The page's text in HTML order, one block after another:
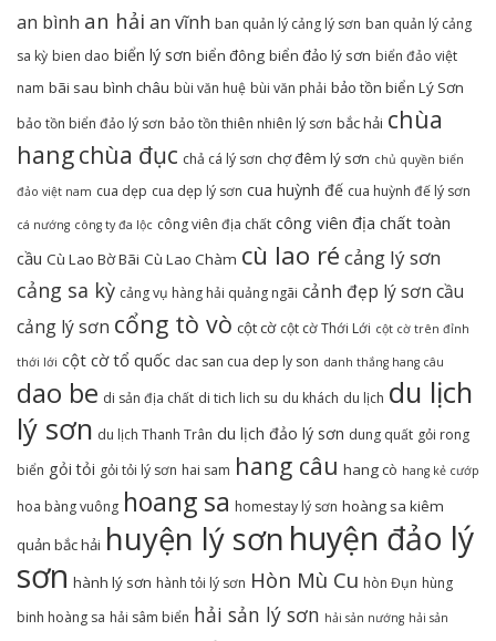
an bình an hải an vĩnh ban quản lý cảng lý sơn ban quản lý cảng
sa kỳ bien dao biển lý sơn biển đông biển đảo lý sơn biển đảo việt
nam bãi sau bình châu bùi văn huệ bùi văn phải bảo tồn biển Lý Sơn
bảo tồn biển đảo lý sơn bảo tồn thiên nhiên lý sơn bắc hải chùa
hangchùa đục chả cá lý sơn chợ đêm lý sơn chủ quyền biển
đảo việt nam cua dẹp cua dẹp lý sơn cua huỳnh đế cua huỳnh đế lý sơn
cá nướng công ty đa lộc công viên địa chất công viên địa chất toàn
cầu Cù Lao Bờ Bãi Cù Lao Chàm cù lao ré cảng lý sơn
cảng sa kỳ cảng vụ hàng hải quảng ngãi cảnh đẹp lý sơn cầu
cảng lý sơn cổng tò vò cột cờ cột cờ Thới Lới cột cờ trên đỉnh
thới lới cột cờ tổ quốc dac san cua dep ly son danh thắng hang câu
dao be di sản địa chất di tich lich su du khách du lịch du lịch
lý sơn du lịch Thanh Trân du lịch đảo lý sơn dung quất gỏi rong
biển gỏi tỏi gỏi tỏi lý sơn hai sam hang câu hang cò hang kẻ cướp
hoa bàng vuông hoang sa homestay lý sơn hoàng sa kiêm
quản bắc hải huyện lý sơn huyện đảo lý
sơn hành lý sơn hành tỏi lý sơn Hòn Mù Cu hòn Đụn hùng
binh hoàng sa hải sâm biển hải sản lý sơn hải sản nướng hải sản